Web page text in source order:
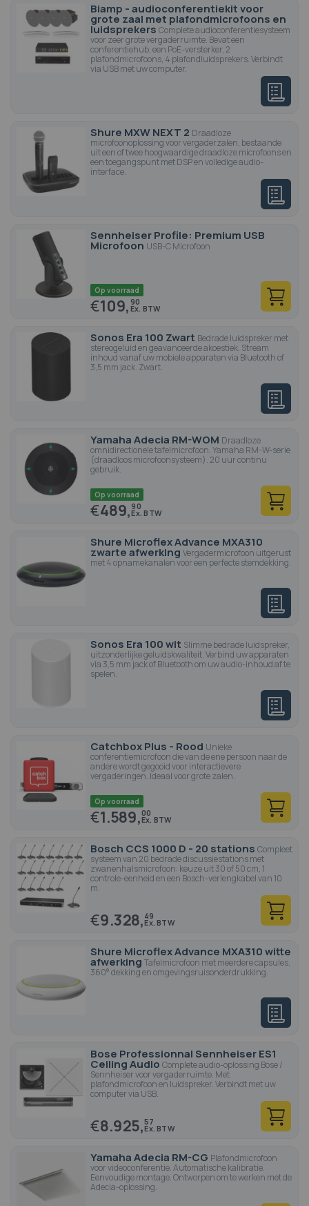
Biamp - audioconferentiekit voor
grote zaal met plafondmicrofoons en
luidsprekers Complete audioconferentiesysteem
voor zeer grote vergaderruimte. Bevat een
conferentiehub, een PoE-versterker, 2
plafondmicrofoons, 4 plafondluidsprekers. Verbindt
via USB met uw computer.
Shure MXW NEXT 2 Draadloze
microfoonoplossing voor vergaderzalen, bestaande
uit een of twee hoogwaardige draadloze microfoons en
een toegangspunt met DSP en volledige audio-
interface.
Sennheiser Profile: Premium USB
Microfoon USB-C Microfoon
Op voorraad
€109, 90
Sonos Era 100 Zwart Bedrade luidspreker met
stereogeluid en geavanceerde akoestiek. Stream
inhoud vanaf uw mobiele apparaten via Bluetooth of
3,5 mm jack. Zwart.
Yamaha Adecia RM-WOM Draadloze
omnidirectionele tafelmicrofoon. Yamaha RM-W-serie
(draadloos microfoonsysteem). 20 uur continu
gebruik.
Op voorraad
€489,90
Shure Microflex Advance MXA310
zwarte afwerking Vergadermicrofoon uitgerust
met 4 opnamekanalen voor een perfecte stemdekking.
Sonos Era 100 wit Slimme bedrade luidspreker,
uitzonderlijke geluidskwaliteit. Verbind uw apparaten
via 3,5 mm jack of Bluetooth om uw audio-inhoud af te
spelen.
Catchbox Plus - Rood Unieke
conferentiemicrofoon die van de ene persoon naar de
andere wordt gegooid voor interactievere
vergaderingen. Ideaal voor grote zalen.
Op voorraad
€1.589,00
Bosch CCS 1000 D - 20 stations Compleet
systeem van 20 bedrade discussiestations met
zwanenhalsmicrofoon: keuze uit 30 of 50 cm, 1
controle-eenheid en een Bosch-verlengkabel van 10
m.
€9.328,49
Shure Microflex Advance MXA310 witte
afwerking Tafelmicrofoon met meerdere capsules,
360° dekking en omgevingsruisonderdrukking.
Bose Professionnal Sennheiser ES1
Ceiling Audio Complete audio-oplossing Bose /
Sennheiser voor vergaderruimte. Met
plafondmicrofoon en luidspreker. Verbindt met uw
computer via USB.
€8.925,57
Yamaha Adecia RM-CG Plafondmicrofoon
voor videoconferentie. Automatische kalibratie.
Eenvoudige montage. Ontworpen om te werken met de
Adecia-oplossing.